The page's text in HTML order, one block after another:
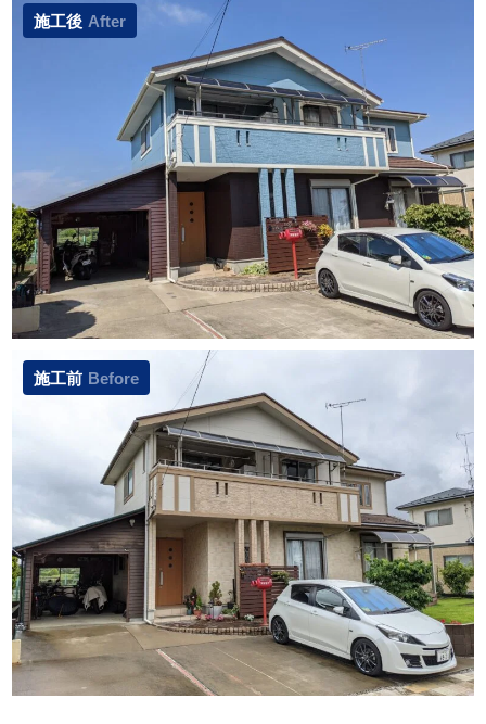
施工後 After
施工前 Before